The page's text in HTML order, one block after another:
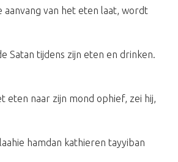
aanvang van het eten laat, wordt
Satan tijdens zijn eten en drinken.
eten naar zijn mond ophief, zei hij,
hamdan kathieren tayyiban